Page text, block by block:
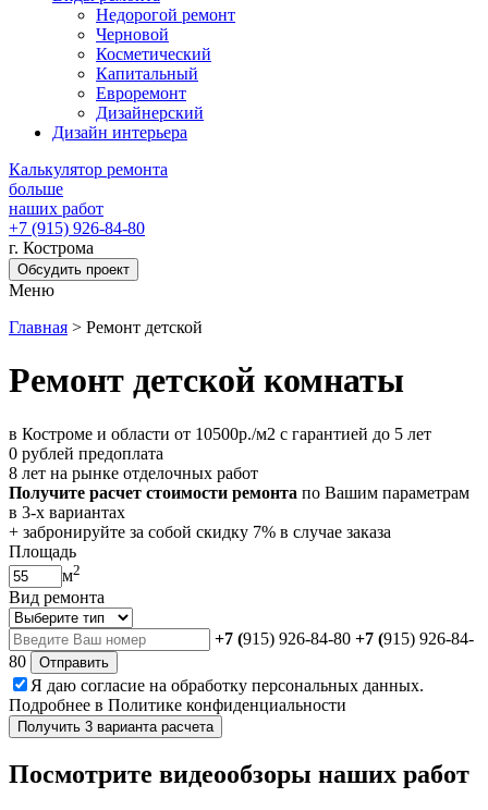
Недорогой ремонт
Черновой
Косметический
Капитальный
Евроремонт
Дизайнерский
Дизайн интерьера
Калькулятор ремонта
больше
наших работ
+7 (915) 926-84-80
г. Кострома
Обсудить проект
Меню
Главная > Ремонт детской
Ремонт детской комнаты
в Костроме и области от 10500р./м2 с гарантией до 5 лет
0 рублей предоплата
8 лет на рынке отделочных работ
Получите расчет стоимости ремонта по Вашим параметрам
в 3-х вариантах
+ забронируйте за собой скидку 7% в случае заказа
Площадь
м2
Вид ремонта
+7 (915) 926-84-80 +7 (915) 926-84-
80
Отправить
Я даю согласие на обработку персональных данных.
Подробнее в Политике конфиденциальности
Получить 3 варианта расчета
Посмотрите видеообзоры наших работ